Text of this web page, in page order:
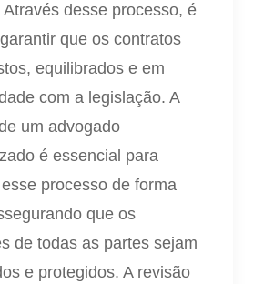
desse processo, é
que os contratos
equilibrados e em
com a legislação. A
um advogado
é essencial para
processo de forma
que os
de todas as partes sejam
e protegidos. A revisão